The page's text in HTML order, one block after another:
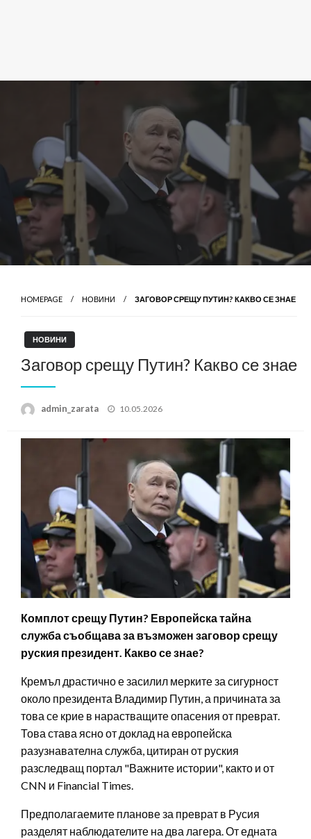
HOMEPAGE НОВИНИ ЗАГОВОР СРЕЩУ ПУТИН? КАКВО СЕ ЗНАЕ
НОВИНИ
Заговор срещу Путин? Какво се знае
admin_zarata
Posted
10.05.2026
Комплот срещу Путин? Европейска тайна
служба съобщава за възможен заговор срещу
руския президент. Какво се знае?
Кремъл драстично е засилил мерките за сигурност
около президента Владимир Путин, а причината за
това се крие в нарастващите опасения от преврат.
Това става ясно от доклад на европейска
разузнавателна служба, цитиран от руския
разследващ портал "Важните истории", както и от
CNN и Financial Times.
Предполагаемите планове за преврат в Русия
разделят наблюдателите на два лагера. От едната